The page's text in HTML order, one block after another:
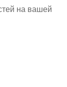
на вашей